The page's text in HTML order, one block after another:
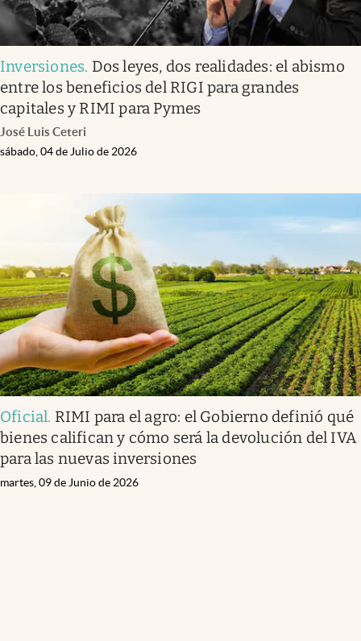
Inversiones. Dos leyes, dos realidades: el abismo
entre los beneficios del RIGI para grandes
capitales y RIMI para Pymes
José Luis Ceteri
sábado, 04 de Julio de 2026
Oficial. RIMI para el agro: el Gobierno definió qué
bienes califican y cómo será la devolución del IVA
para las nuevas inversiones
martes, 09 de Junio de 2026